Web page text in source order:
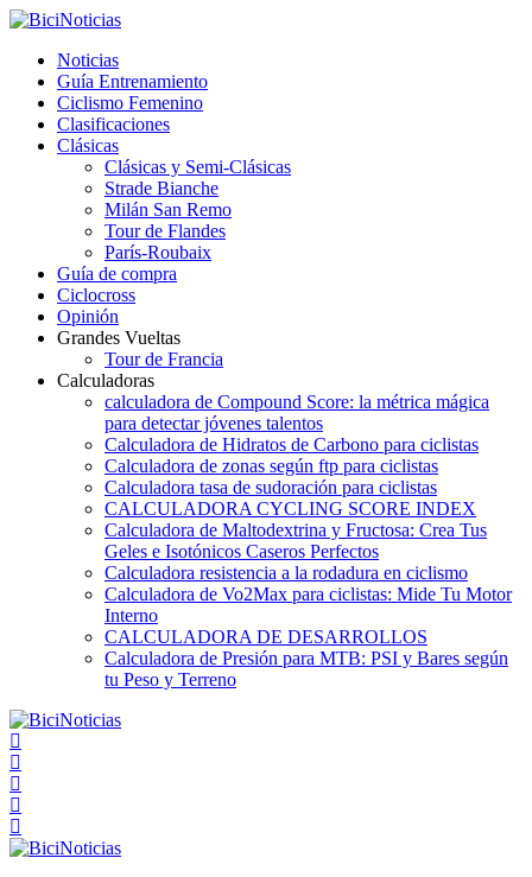
Noticias
Guía Entrenamiento
Ciclismo Femenino
Clasificaciones
Clásicas
Clásicas y Semi-Clásicas
Strade Bianche
Milán San Remo
Tour de Flandes
París-Roubaix
Guía de compra
Ciclocross
Opinión
Grandes Vueltas
Tour de Francia
Calculadoras
calculadora de Compound Score: la métrica mágica
para detectar jóvenes talentos
Calculadora de Hidratos de Carbono para ciclistas
Calculadora de zonas según ftp para ciclistas
Calculadora tasa de sudoración para ciclistas
CALCULADORA CYCLING SCORE INDEX
Calculadora de Maltodextrina y Fructosa: Crea Tus
Geles e Isotónicos Caseros Perfectos
Calculadora resistencia a la rodadura en ciclismo
Calculadora de Vo2Max para ciclistas: Mide Tu Motor
Interno
CALCULADORA DE DESARROLLOS
Calculadora de Presión para MTB: PSI y Bares según
tu Peso y Terreno